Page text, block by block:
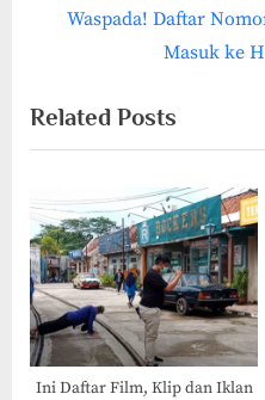
navigation
o
u
P
o
s
t
:
N
t
P
s
t
:
Waspada! Daftar
Masuk ke
Related Posts
Ini Daftar Film, Klip dan Iklan